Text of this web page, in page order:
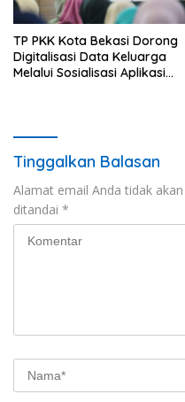
TP PKK Kota Bekasi Dorong
Digitalisasi Data Keluarga
Melalui Sosialisasi Aplikasi
Tinggalkan Balasan
Alamat email Anda tidak
ditandai *